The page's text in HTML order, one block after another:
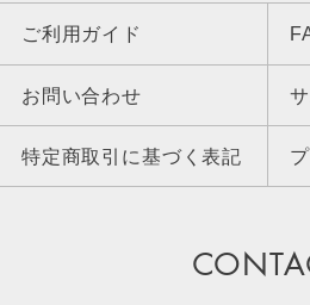
ご利用ガイド
お問い合わせ
特定商取引に基づく表記